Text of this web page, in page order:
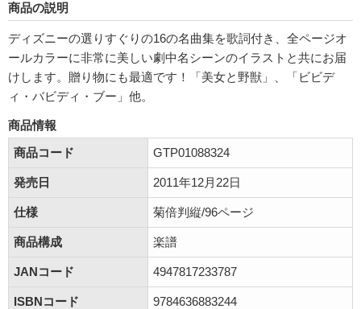
商品の説明
ディズニーの選りすぐりの16の名曲集を歌詞付き、全ページオ
ールカラーに非常に美しい劇中名シーンのイラストと共にお届
けします。贈り物にも最適です！「美女と野獣」、「ビビデ
ィ・バビディ・ブー」他。
商品情報
商品コード
GTP01088324
発売日 2011年12月22日
仕様 菊倍判縦/96ページ
商品構成 楽譜
JANコード 4947817233787
ISBNコード 9784636883244